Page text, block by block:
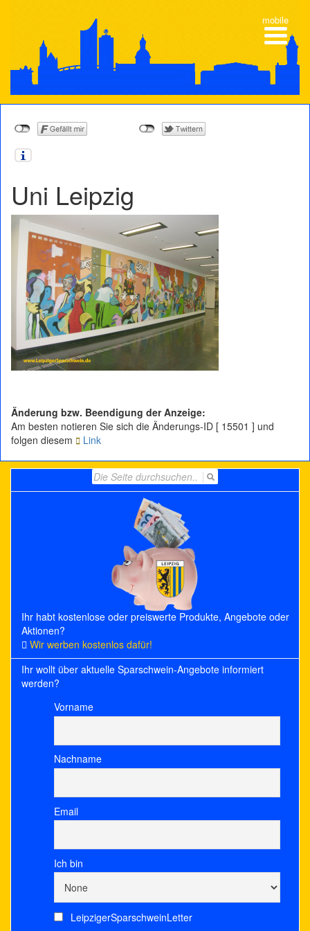
Uni Leipzig
Änderung bzw. Beendigung der Anzeige:
Am besten notieren Sie sich die Änderungs-ID [ 15501 ] und
folgen diesem
Link
for:
Ihr habt kostenlose oder preiswerte Produkte, Angebote oder
Aktionen?
Wir werben kostenlos dafür!
Ihr wollt über aktuelle Sparschwein-Angebote informiert
werden?
Vorname
Nachname
Email
Ich bin
LeipzigerSparschweinLetter
mobile